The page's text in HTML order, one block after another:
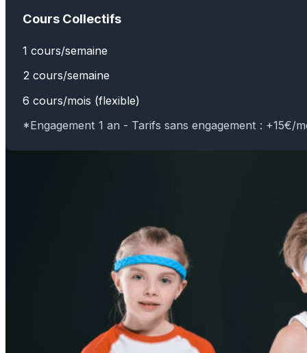
Cours Collectifs
1 cours/semaine
2 cours/semaine
6 cours/mois (flexible)
*Engagement 1 an - Tarifs sans engagement : +15€/